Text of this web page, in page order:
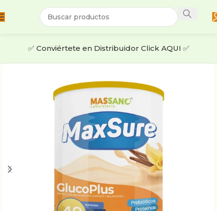
✅​ ​Conviértete en Distribuidor Click AQUI ✅​